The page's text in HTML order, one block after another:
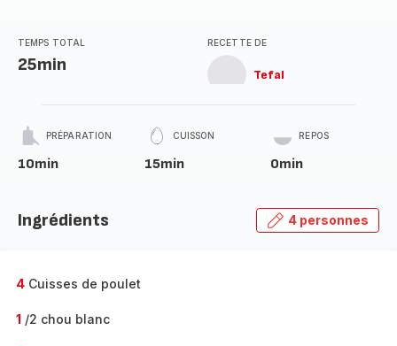
TEMPS TOTAL
25min
RECETTE DE
Tefal
PRÉPARATION
10min
CUISSON
15min
REPOS
0min
Ingrédients 4 personnes
4 Cuisses de poulet
1 /2 chou blanc